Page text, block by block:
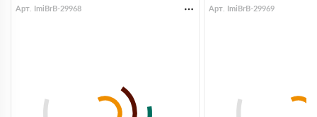
Арт. ImiBrB-29968 Арт. ImiBrB-29969